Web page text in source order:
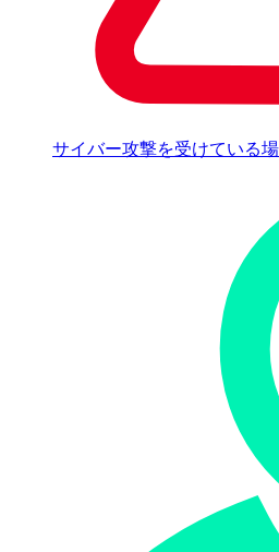
サイバー攻撃を受けている